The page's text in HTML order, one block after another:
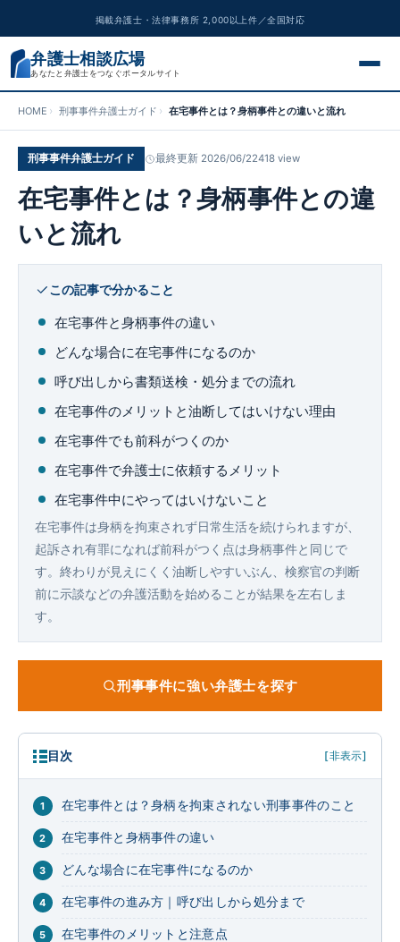
掲載弁護士・法律事務所 2,000以上件／全国対応
弁護士相談広場
あなたと弁護士をつなぐポータルサイト
交通事故
離婚問題
遺産相続
債務整理
労働問題
企業法務
HOME 刑事事件弁護士ガイド 在宅事件とは？身柄事件との違いと流れ
刑事事件弁護士ガイド 最終更新 2026/06/22418 view
在宅事件とは？身柄事件との違
いと流れ
この記事で分かること
在宅事件と身柄事件の違い
どんな場合に在宅事件になるのか
呼び出しから書類送検・処分までの流れ
在宅事件のメリットと油断してはいけない理由
在宅事件でも前科がつくのか
在宅事件で弁護士に依頼するメリット
在宅事件中にやってはいけないこと
在宅事件は身柄を拘束されず日常生活を続けられますが、
起訴され有罪になれば前科がつく点は身柄事件と同じで
す。終わりが見えにくく油断しやすいぶん、検察官の判断
前に示談などの弁護活動を始めることが結果を左右しま
す。
刑事事件に強い弁護士を探す
目次 [非表示]
在宅事件とは？身柄を拘束されない刑事事件のこと
在宅事件と身柄事件の違い
どんな場合に在宅事件になるのか
在宅事件の進み方｜呼び出しから処分まで
在宅事件のメリットと注意点